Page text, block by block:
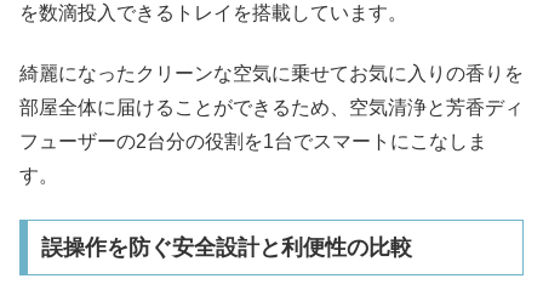
を数滴投入できるトレイを搭載しています。
綺麗になったクリーンな空気に乗せてお気に入りの香りを
部屋全体に届けることができるため、空気清浄と芳香ディ
フューザーの2台分の役割を1台でスマートにこなしま
す。
誤操作を防ぐ安全設計と利便性の比較